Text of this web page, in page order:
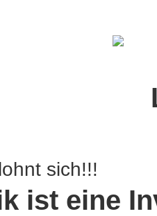
sich!!!
ist eine